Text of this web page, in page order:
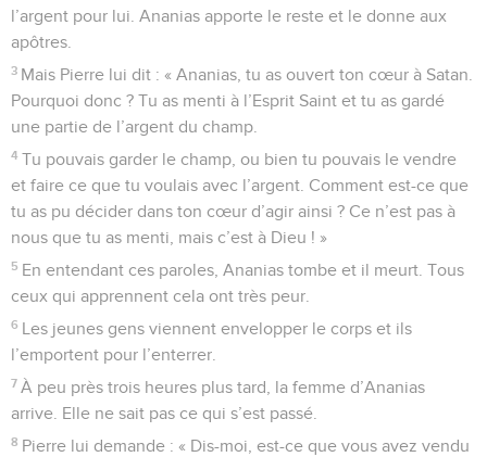
l’argent pour lui. Ananias apporte le reste et le donne aux
apôtres.
3 Mais Pierre lui dit : « Ananias, tu as ouvert ton cœur à Satan.
Pourquoi donc ? Tu as menti à l’Esprit Saint et tu as gardé
une partie de l’argent du champ.
4 Tu pouvais garder le champ, ou bien tu pouvais le vendre
et faire ce que tu voulais avec l’argent. Comment est-ce que
tu as pu décider dans ton cœur d’agir ainsi ? Ce n’est pas à
nous que tu as menti, mais c’est à Dieu ! »
5 En entendant ces paroles, Ananias tombe et il meurt. Tous
ceux qui apprennent cela ont très peur.
6 Les jeunes gens viennent envelopper le corps et ils
l’emportent pour l’enterrer.
7 À peu près trois heures plus tard, la femme d’Ananias
arrive. Elle ne sait pas ce qui s’est passé.
8 Pierre lui demande : « Dis-moi, est-ce que vous avez vendu